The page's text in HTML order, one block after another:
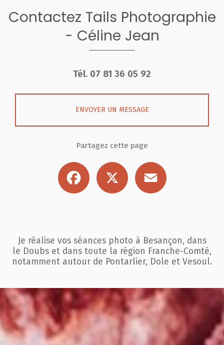
Contactez Tails Photographie
- Céline Jean
Tél. 07 81 36 05 92
ENVOYER UN MESSAGE
Partagez cette page
Facebook
Je réalise vos séances photo à Besançon, dans
le Doubs et dans toute la région Franche-Comté,
notamment autour de Pontarlier, Dole et Vesoul.